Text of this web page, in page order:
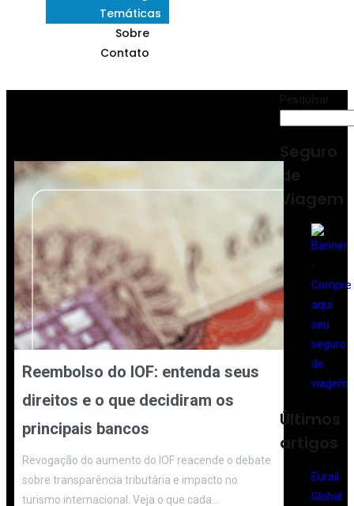
Temáticas
Sobre
Contato
Reembolso do IOF: entenda seus
direitos e o que decidiram os
principais bancos
Revogação do aumento do IOF reacende o debate
sobre transparência tributária e impacto no
turismo internacional. Veja o que cada…
Pesquisar
Seguro
de
Viagem
Últimos
artigos
Eurail
Global